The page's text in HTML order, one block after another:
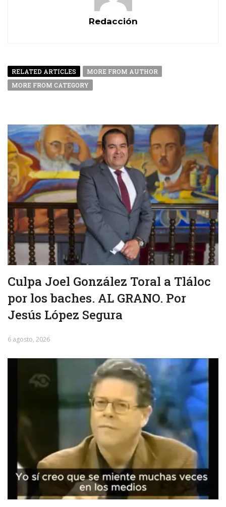
Redacción
RELATED ARTICLES
MORE FROM AUTHOR
MORE FROM CATEGORY
Culpa Joel González Toral a Tláloc
por los baches. AL GRANO. Por
Jesús López Segura
6 agosto, 2026